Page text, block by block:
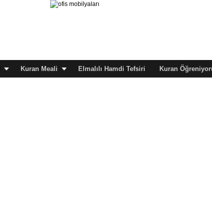
Kuran Meali Elmalılı Hamdi Tefsiri Kuran